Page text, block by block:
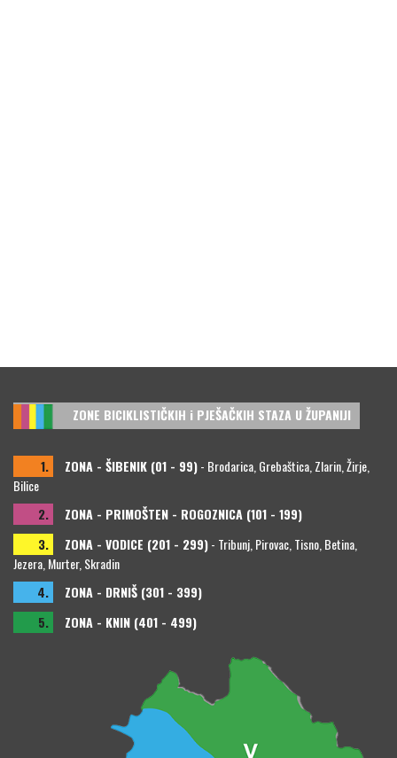
ZONE BICIKLISTIČKIH i PJEŠAČKIH STAZA U ŽUPANIJI
1. ZONA - ŠIBENIK (01 - 99)- Brodarica, Grebaštica, Zlarin, Žirje,
Bilice
2.
ZONA - PRIMOŠTEN - ROGOZNICA (101 - 199)
3.
ZONA - VODICE (201 - 299)- Tribunj, Pirovac, Tisno, Betina,
Jezera, Murter, Skradin
4.
ZONA - DRNIŠ (301 - 399)
5.
ZONA - KNIN (401 - 499)